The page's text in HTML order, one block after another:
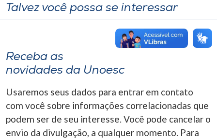
Talvez você possa se interessar
Receba as
novidades da Unoesc
Usaremos seus dados para entrar em contato
com você sobre informações correlacionadas que
podem ser de seu interesse. Você pode cancelar o
envio da divulgação, a qualquer momento. Para